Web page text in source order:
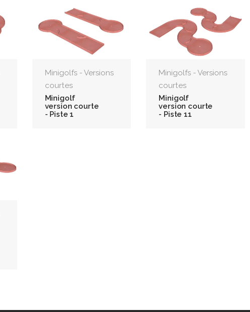
Minigolfs - Versions
courtes
Minigolf
version courte
- Piste 1
Minigolfs - Versions
courtes
Minigolf
version courte
- Piste 11